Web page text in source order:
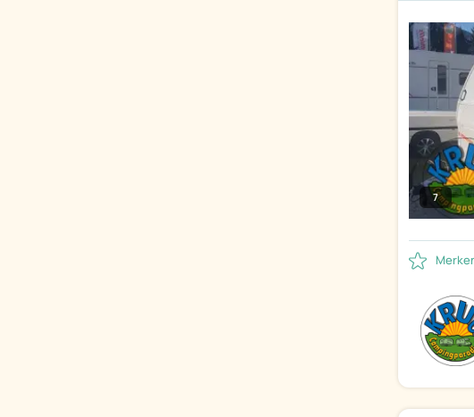
7